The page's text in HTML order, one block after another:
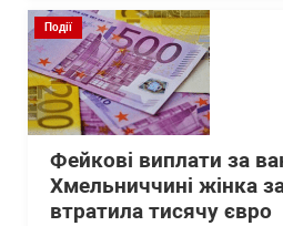
Події
Фейкові виплати за
Хмельниччині жінка
втратила тисячу євро